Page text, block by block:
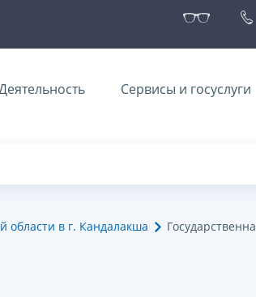
Сервисы и госуслуги
области в г. Кандалакша